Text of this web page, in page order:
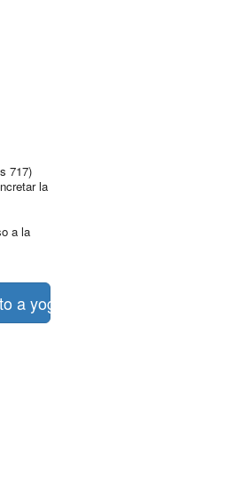
717)
la
a la
a yogurh